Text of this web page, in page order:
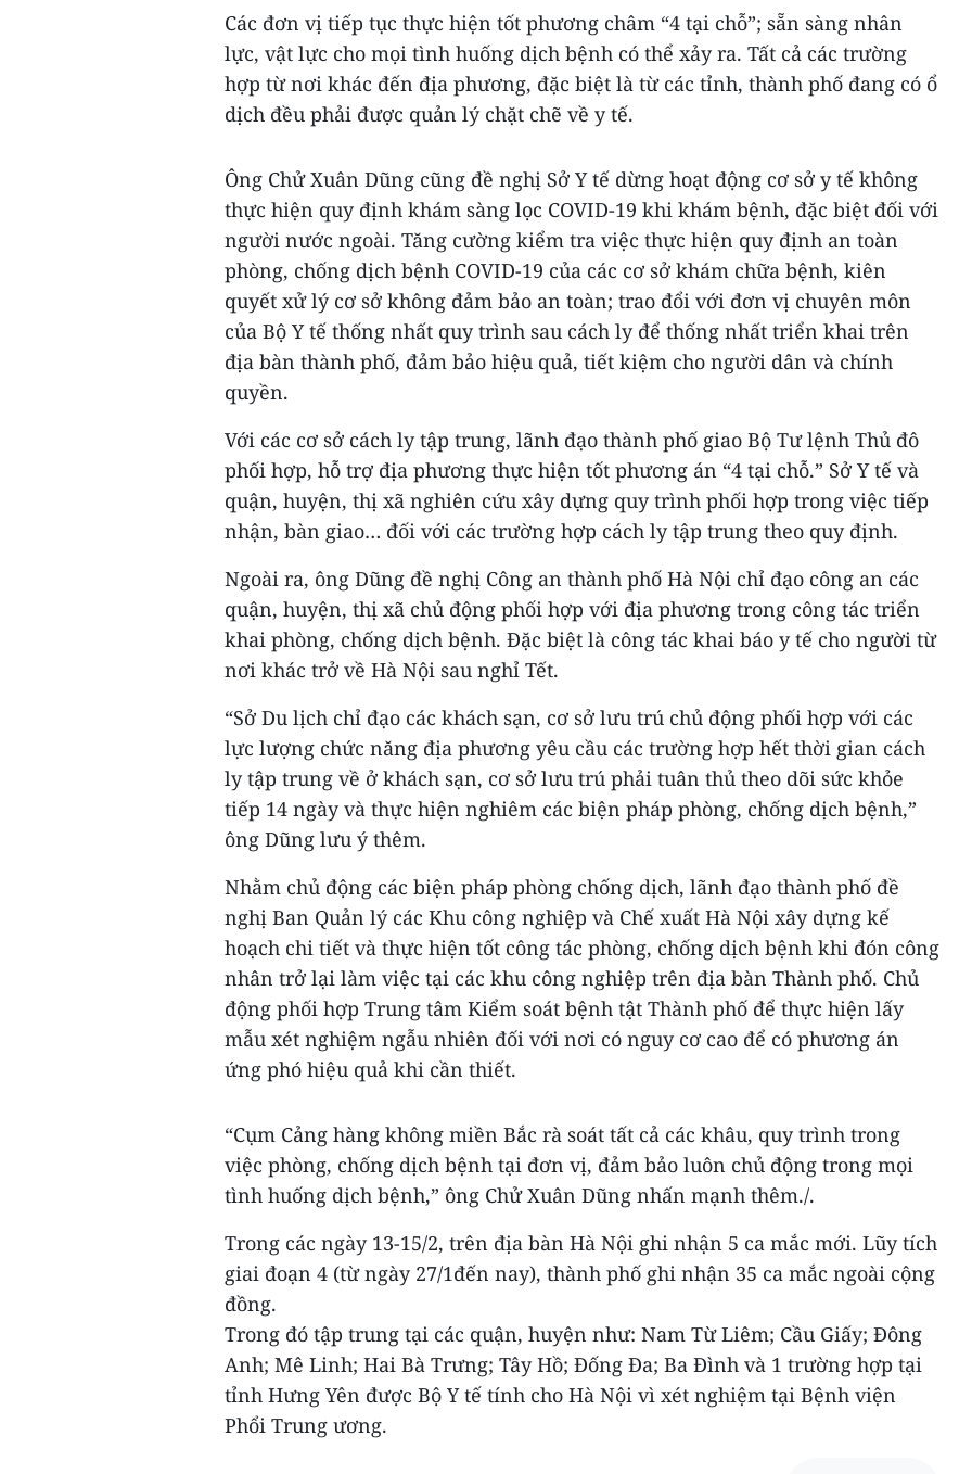
Các đơn vị tiếp tục thực hiện tốt phương châm “4 tại chỗ”; sẵn sàng nhân
lực, vật lực cho mọi tình huống dịch bệnh có thể xảy ra. Tất cả các trường
hợp từ nơi khác đến địa phương, đặc biệt là từ các tỉnh, thành phố đang có ổ
dịch đều phải được quản lý chặt chẽ về y tế.
Ông Chử Xuân Dũng cũng đề nghị Sở Y tế dừng hoạt động cơ sở y tế không
thực hiện quy định khám sàng lọc COVID-19 khi khám bệnh, đặc biệt đối với
người nước ngoài. Tăng cường kiểm tra việc thực hiện quy định an toàn
phòng, chống dịch bệnh COVID-19 của các cơ sở khám chữa bệnh, kiên
quyết xử lý cơ sở không đảm bảo an toàn; trao đổi với đơn vị chuyên môn
của Bộ Y tế thống nhất quy trình sau cách ly để thống nhất triển khai trên
địa bàn thành phố, đảm bảo hiệu quả, tiết kiệm cho người dân và chính
quyền.
Với các cơ sở cách ly tập trung, lãnh đạo thành phố giao Bộ Tư lệnh Thủ đô
phối hợp, hỗ trợ địa phương thực hiện tốt phương án “4 tại chỗ.” Sở Y tế và
quận, huyện, thị xã nghiên cứu xây dựng quy trình phối hợp trong việc tiếp
nhận, bàn giao… đối với các trường hợp cách ly tập trung theo quy định.
Ngoài ra, ông Dũng đề nghị Công an thành phố Hà Nội chỉ đạo công an các
quận, huyện, thị xã chủ động phối hợp với địa phương trong công tác triển
khai phòng, chống dịch bệnh. Đặc biệt là công tác khai báo y tế cho người từ
nơi khác trở về Hà Nội sau nghỉ Tết.
“Sở Du lịch chỉ đạo các khách sạn, cơ sở lưu trú chủ động phối hợp với các
lực lượng chức năng địa phương yêu cầu các trường hợp hết thời gian cách
ly tập trung về ở khách sạn, cơ sở lưu trú phải tuân thủ theo dõi sức khỏe
tiếp 14 ngày và thực hiện nghiêm các biện pháp phòng, chống dịch bệnh,”
ông Dũng lưu ý thêm.
Nhằm chủ động các biện pháp phòng chống dịch, lãnh đạo thành phố đề
nghị Ban Quản lý các Khu công nghiệp và Chế xuất Hà Nội xây dựng kế
hoạch chi tiết và thực hiện tốt công tác phòng, chống dịch bệnh khi đón công
nhân trở lại làm việc tại các khu công nghiệp trên địa bàn Thành phố. Chủ
động phối hợp Trung tâm Kiểm soát bệnh tật Thành phố để thực hiện lấy
mẫu xét nghiệm ngẫu nhiên đối với nơi có nguy cơ cao để có phương án
ứng phó hiệu quả khi cần thiết.
“Cụm Cảng hàng không miền Bắc rà soát tất cả các khâu, quy trình trong
việc phòng, chống dịch bệnh tại đơn vị, đảm bảo luôn chủ động trong mọi
tình huống dịch bệnh,” ông Chử Xuân Dũng nhấn mạnh thêm./.
Trong các ngày 13-15/2, trên địa bàn Hà Nội ghi nhận 5 ca mắc mới. Lũy tích
giai đoạn 4 (từ ngày 27/1đến nay), thành phố ghi nhận 35 ca mắc ngoài cộng
đồng.
Trong đó tập trung tại các quận, huyện như: Nam Từ Liêm; Cầu Giấy; Đông
Anh; Mê Linh; Hai Bà Trưng; Tây Hồ; Đống Đa; Ba Đình và 1 trường hợp tại
tỉnh Hưng Yên được Bộ Y tế tính cho Hà Nội vì xét nghiệm tại Bệnh viện
Phổi Trung ương.